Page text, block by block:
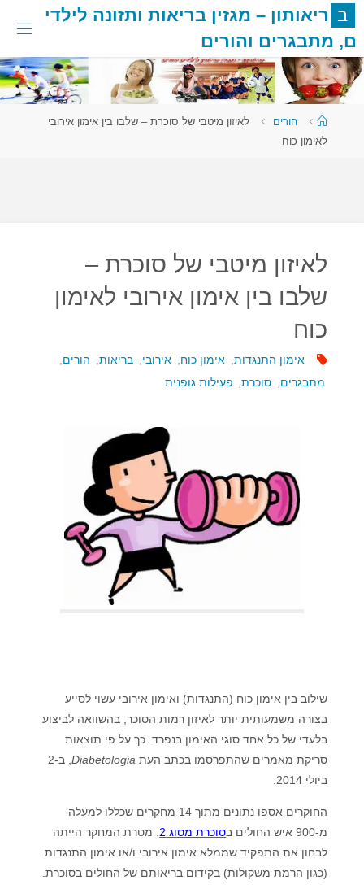
דלגו
לתוכן
ב ריאותון – מגזין בריאות ותזונה לילדי
ם, מתבגרים והורים
עמוד
ראשי
הורים
לאיזון מיטבי של סוכרת – שלבו בין אימון אירובי
לאימון כוח
לאיזון מיטבי של סוכרת –
שלבו בין אימון אירובי לאימון
כוח
אימון התנגדות אימון כוח אירובי בריאות, הורים
מתבגרים
סוכרת, פעילות גופנית
שילוב בין אימון כוח (התנגדות) ואימון אירובי עשוי לסייע
בצורה משמעותית יותר לאיזון רמות הסוכר, בהשוואה לביצוע
בלעדי של כל אחד סוגי האימון בנפרד. כך על פי תוצאות
סריקת מאמרים שהתפרסמו בכתב העת Diabetologia
, ב-2
ביולי 2014.
החוקרים אספו נתונים מתוך 14 מחקרים שכללו למעלה
מ-900 איש החולים ב
סוכרת מסוג 2
. מטרת המחקר הייתה
לבחון את התפקיד שממלא אימון אירובי ו/או אימון התנגדות
(כגון הרמת משקולות) בקידום בריאותם של החולים בסוכרת.